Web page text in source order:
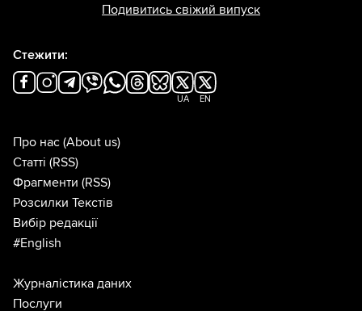
Подивитись свіжий випуск
Стежити:
UA EN
Про нас (About us)
Статті (RSS)
Фрагменти (RSS)
Розсилки Текстів
Вибір редакції
#English
Журналістика даних
Послуги